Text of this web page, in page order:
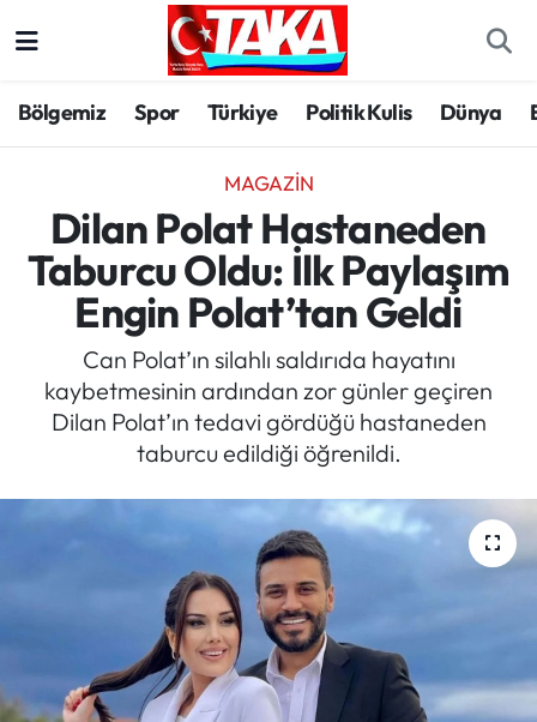
Bölgemiz Spor Türkiye Politik Kulis Dünya
MAGAZIN
Dilan Polat Hastaneden
Taburcu Oldu: İlk Paylaşım
Engin Polat’tan Geldi
Can Polat’ın silahlı saldırıda hayatını
kaybetmesinin ardından zor günler geçiren
Dilan Polat’ın tedavi gördüğü hastaneden
taburcu edildiği öğrenildi.
Spor
Türkiye
Kültür/Sanat
Politika
Politik Kulis
Magazin
Mektup Galeri
Röportaj
Manşet
Trabzon Hava Durumu
Trabzon Trafik Yoğunluk Haritası
Süper Lig Puan Durumu ve Fikstür
Tüm Manşetler
Son Dakika Haberleri
Haber Arşivi